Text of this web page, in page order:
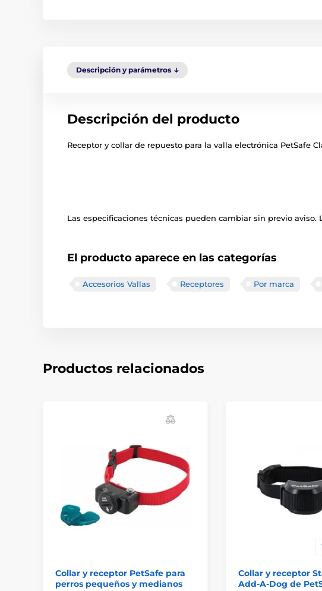
Descripción y parámetros
Descripción del producto
Receptor y collar de repuesto para la valla electrónica PetSafe
Las especificaciones técnicas pueden cambiar sin previo
El producto aparece en las categorías
Accesorios Vallas Receptores Por marca
Productos relacionados
Collar y receptor PetSafe para
perros pequeños y medianos
Collar y receptor
Add-A-Dog de